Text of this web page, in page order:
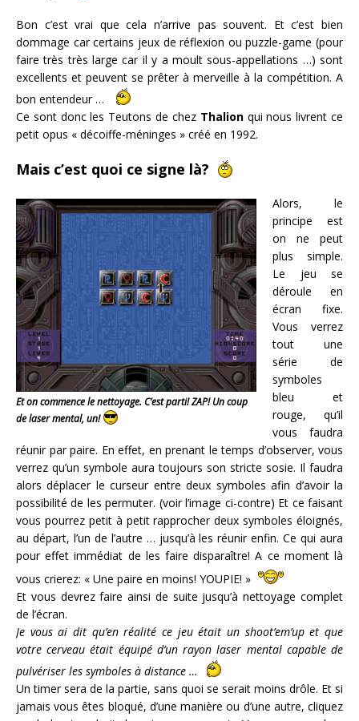
Bon c’est vrai que cela n’arrive pas souvent. Et c’est bien
dommage car certains jeux de réflexion ou puzzle-game (pour
faire très très large car il y a moult sous-appellations …) sont
excellents et peuvent se prêter à merveille à la compétition. A
bon entendeur …
Ce sont donc les Teutons de chez Thalionqui nous livrent ce
petit opus « décoiffe-méninges » créé en 1992.
Mais c’est quoi ce signe là?
Et on commence le nettoyage. C’est parti! ZAP! Un coup
de laser mental, un!
Alors, le
principe est
on ne peut
plus simple.
Le jeu se
déroule en
écran fixe.
Vous verrez
tout une
série de
symboles
bleu et
rouge, qu’il
vous faudra
réunir par paire. En effet, en prenant le temps d’observer, vous
verrez qu’un symbole aura toujours son stricte sosie. Il faudra
alors déplacer le curseur entre deux symboles afin d’avoir la
possibilité de les permuter. (voir l’image ci-contre) Et ce faisant
vous pourrez petit à petit rapprocher deux symboles éloignés,
au départ, l’un de l’autre … jusqu’à les réunir enfin. Ce qui aura
pour effet immédiat de les faire disparaître! A ce moment là
vous crierez: « Une paire en moins! YOUPIE! »
Et vous devrez faire ainsi de suite jusqu’à nettoyage complet
de l’écran.
Je vous ai dit qu’en réalité ce jeu était un shoot’em’up et que
votre cerveau était équipé d’un rayon laser mental capable de
pulvériser les symboles à distance …
Un timer sera de la partie, sans quoi se serait moins drôle. Et si
jamais vous êtes bloqué, d’une manière ou d’une autre, cliquez